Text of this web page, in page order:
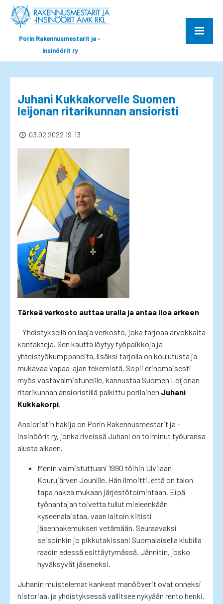
Porin Rakennusmestarit ja -
insinöörit ry
Juhani Kukkakorvelle Suomen
leijonan ritarikunnan ansioristi
03.02.2022 19:13
Tärkeä verkosto auttaa uralla ja antaa iloa arkeen
– Yhdistyksellä on laaja verkosto, joka tarjoaa arvokkaita
kontakteja. Sen kautta löytyy työpaikkoja ja
yhteistyökumppaneita, lisäksi tarjolla on koulutusta ja
mukavaa vapaa-ajan tekemistä. Sopii erinomaisesti
myös vastavalmistuneille, kannustaa Suomen Leijonan
ritarikunnan ansioristillä palkittu porilainen Juhani
Kukkakorpi
Ansioristin hakija on Porin Rakennusmestarit ja -
insinöörit ry, jonka riveissä Juhani on toiminut työuransa
alusta alkaen.
Menin valmistuttuani 1990 töihin Ulvilaan
Kourujärven Jounille. Hän ilmoitti, että on talon
tapa hakea mukaan järjestötoimintaan. Eipä
työnantajan toivetta tullut mieleenkään
kyseenalaistaa, vaan laitoin kiltisti
jäsenhakemuksen vetämään. Seuraavaksi
seisoinkin jo pikkutakissani Suomalaisella klubilla
raadin edessä esittäytymässä. Jännitin, josko
hyväksyvät jäseneksi.
Juhanin muistelemat kankeat manööverit ovat onneksi
historiaa, ja yhdistyksessä vallitsee nykyään rento henki.